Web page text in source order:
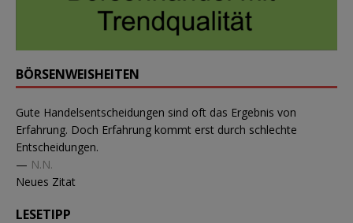
BÖRSENWEISHEITEN
Gute Handelsentscheidungen sind oft das Ergebnis von
Erfahrung. Doch Erfahrung kommt erst durch schlechte
Entscheidungen.
— N.N.
Neues Zitat
LESETIPP